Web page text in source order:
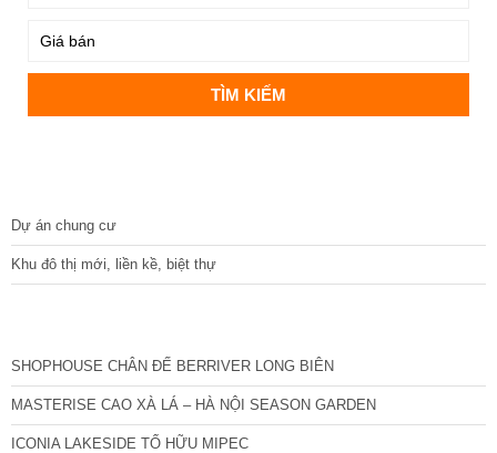
Dự án chung cư
Khu đô thị mới, liền kề, biệt thự
SHOPHOUSE CHÂN ĐẾ BERRIVER LONG BIÊN
MASTERISE CAO XÀ LÁ – HÀ NỘI SEASON GARDEN
ICONIA LAKESIDE TỐ HỮU MIPEC